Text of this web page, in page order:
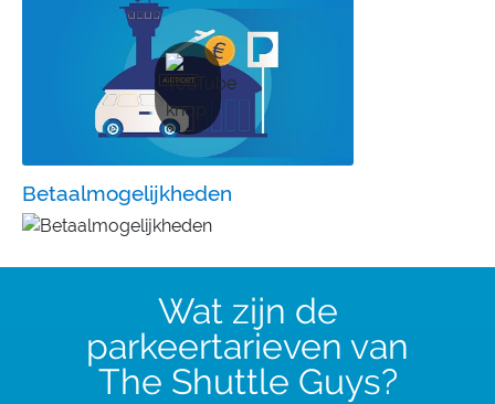
Betaalmogelijkheden
Wat zijn de
parkeertarieven van
The Shuttle Guys?